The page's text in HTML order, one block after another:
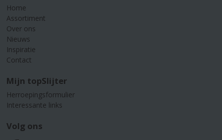
Home
Assortiment
Over ons
Nieuws
Inspiratie
Contact
Mijn topSlijter
Herroepingsformulier
Interessante links
Volg ons